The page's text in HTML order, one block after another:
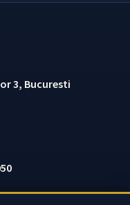
3, Bucuresti